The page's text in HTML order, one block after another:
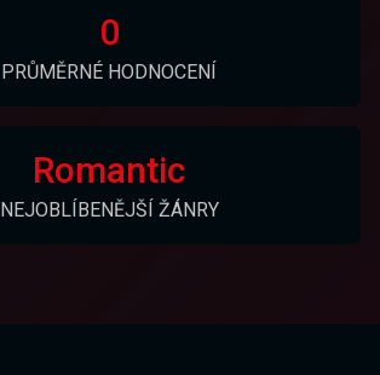
0
PRŮMĚRNÉ HODNOCENÍ
Romantic
NEJOBLÍBENĚJŠÍ ŽÁNRY